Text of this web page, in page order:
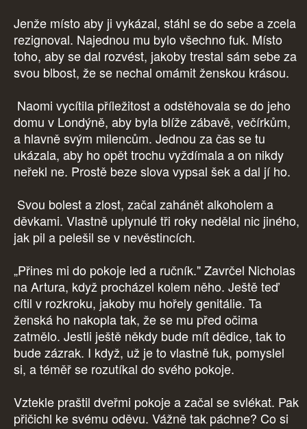
Jenže místo aby ji vykázal, stáhl se do sebe a zcela
rezignoval. Najednou mu bylo všechno fuk. Místo
toho, aby se dal rozvést, jakoby trestal sám sebe za
svou blbost, že se nechal omámit ženskou krásou.
Naomi vycítila příležitost a odstěhovala se do jeho
domu v Londýně, aby byla blíže zábavě, večírkům,
a hlavně svým milencům. Jednou za čas se tu
ukázala, aby ho opět trochu vyždímala a on nikdy
neřekl ne. Prostě beze slova vypsal šek a dal jí ho.
Svou bolest a zlost, začal zahánět alkoholem a
děvkami. Vlastně uplynulé tři roky nedělal nic jiného,
jak pil a pelešil se v nevěstincích.
„Přines mi do pokoje led a ručník." Zavrčel Nicholas
na Artura, když procházel kolem něho. Ještě teď
cítil v rozkroku, jakoby mu hořely genitálie. Ta
ženská ho nakopla tak, že se mu před očima
zatmělo. Jestli ještě někdy bude mít dědice, tak to
bude zázrak. I když, už je to vlastně fuk, pomyslel
si, a téměř se rozutíkal do svého pokoje.
Vztekle praštil dveřmi pokoje a začal se svlékat. Pak
přičichl ke svému oděvu. Vážně tak páchne? Co si